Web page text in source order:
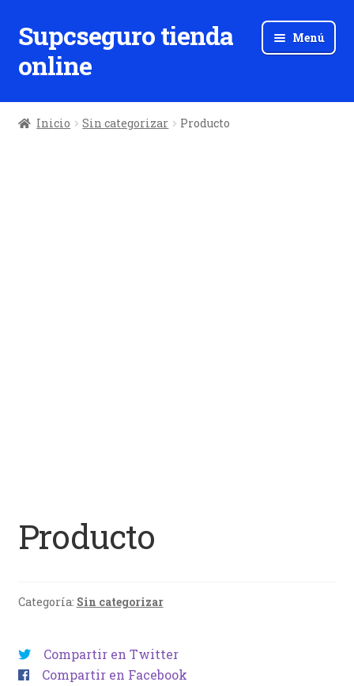
Ir
a
la
Ir
al
contenido
Supcseguro tienda
online
Menú
Inicio Sin categorizar Producto
Producto
Categoría: Sin categorizar
Compartir en Twitter
Compartir en Facebook